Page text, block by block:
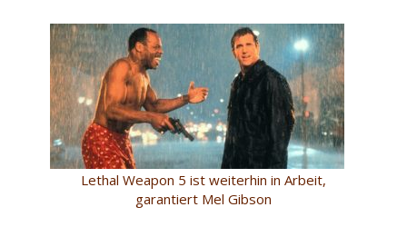
Lethal Weapon 5 ist weiterhin in Arbeit,
garantiert Mel Gibson